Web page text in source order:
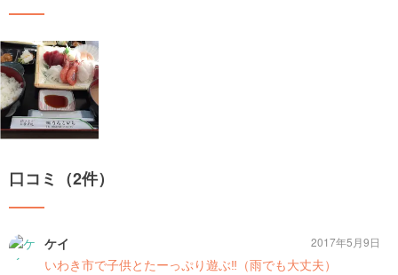
口コミ（2件）
ケイ
いわき市で子供とたーっぷり遊ぶ‼︎（雨でも大丈夫）
2017年5月9日